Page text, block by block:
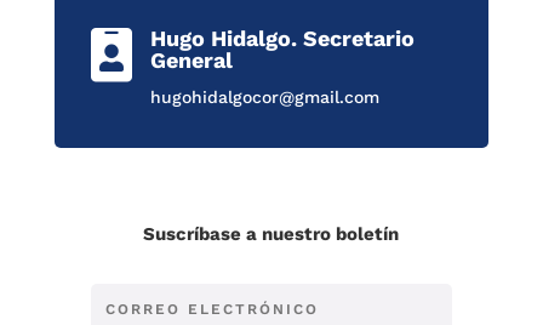

Hugo Hidalgo. Secretario
General
hugohidalgocor@gmail.com
Suscríbase a nuestro boletín